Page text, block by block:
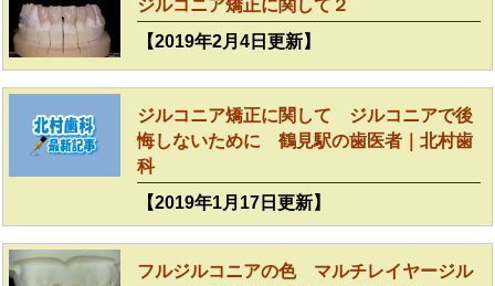
ジルコニア矯正に関して２
【2019年2月4日更新】
ジルコニア矯正に関して ジルコニアで後
悔しないために 鶴見駅の歯医者｜北村歯
科
【2019年1月17日更新】
フルジルコニアの色 マルチレイヤージル